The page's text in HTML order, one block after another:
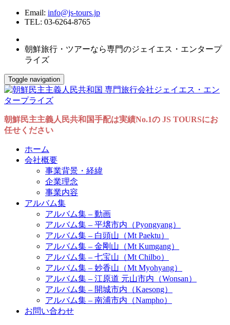
Email: info@js-tours.jp
TEL: 03-6264-8765
朝鮮旅行・ツアーなら専門のジェイエス・エンタープ
ライズ
Toggle navigation
朝鮮民主主義人民共和国手配は実績No.1の JS TOURSにお
任せください
ホーム
会社概要
事業背景・経緯
企業理念
事業内容
アルバム集
アルバム集 – 動画
アルバム集 – 平壌市内（Pyongyang）
アルバム集 – 白頭山（Mt Paektu）
アルバム集 – 金剛山（Mt Kumgang）
アルバム集 – 七宝山（Mt Chilbo）
アルバム集 – 妙香山（Mt Myohyang）
アルバム集 – 江原道 元山市内（Wonsan）
アルバム集 – 開城市内（Kaesong）
アルバム集 – 南浦市内（Nampho）
お問い合わせ